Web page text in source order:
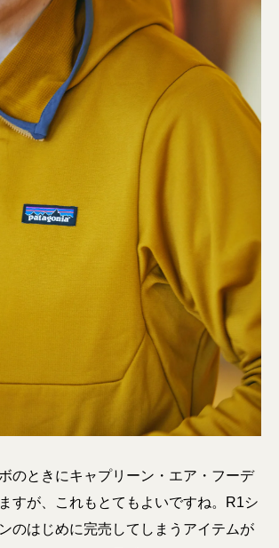
のときにキャプリーン・エア・フーデ
すが、これもとてもよいですね。R1シ
のはじめに完売してしまうアイテムが